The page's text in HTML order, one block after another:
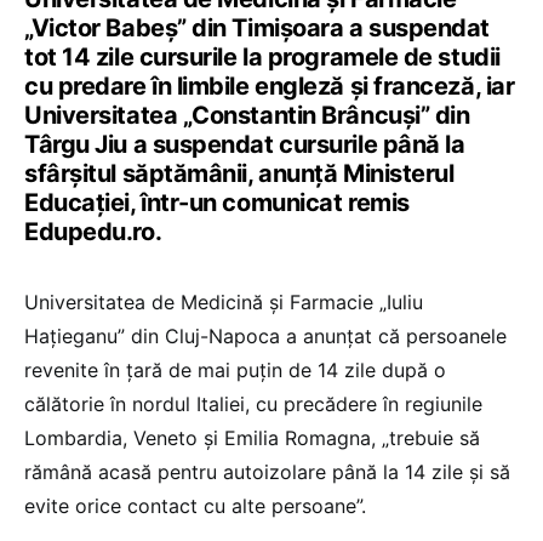
„Victor Babeș” din Timișoara a suspendat
tot 14 zile cursurile la programele de studii
cu predare în limbile engleză și franceză, iar
Universitatea „Constantin Brâncuși” din
Târgu Jiu a suspendat cursurile până la
sfârșitul săptămânii, anunță Ministerul
Educației, într-un comunicat remis
Edupedu.ro.
Universitatea de Medicină și Farmacie „Iuliu
Hațieganu” din Cluj-Napoca a anunțat că persoanele
revenite în țară de mai puțin de 14 zile după o
călătorie în nordul Italiei, cu precădere în regiunile
Lombardia, Veneto și Emilia Romagna, „trebuie să
rămână acasă pentru autoizolare până la 14 zile şi să
evite orice contact cu alte persoane”.